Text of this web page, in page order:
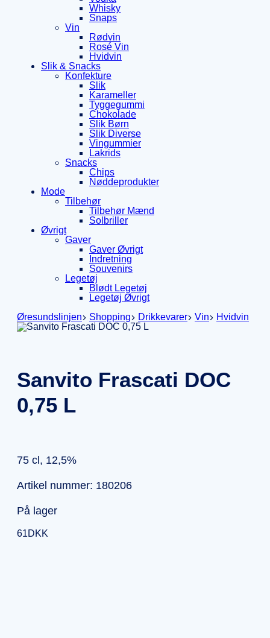
Whisky
Snaps
Vin
Rødvin
Rosé Vin
Hvidvin
Slik & Snacks
Konfekture
Slik
Karameller
Tyggegummi
Chokolade
Slik Børn
Slik Diverse
Vingummier
Lakrids
Snacks
Chips
Nøddeprodukter
Mode
Tilbehør
Tilbehør Mænd
Solbriller
Øvrigt
Gaver
Gaver Øvrigt
Indretning
Souvenirs
Legetøj
Blødt Legetøj
Legetøj Øvrigt
Øresundslinjen
Shopping Drikkevarer Vin Hvidvin
Sanvito Frascati DOC
0,75 L
75 cl, 12,5%
Artikel nummer: 180206
På lager
61DKK